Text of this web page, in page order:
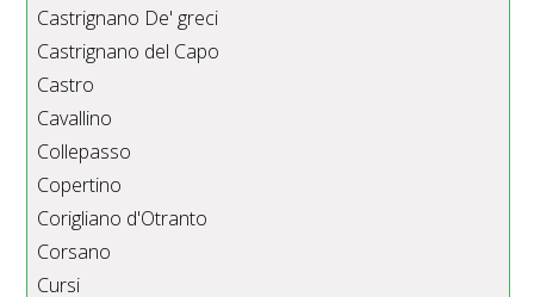
Castrignano De' greci
Castrignano del Capo
Castro
Cavallino
Collepasso
Copertino
Corigliano d'Otranto
Corsano
Cursi